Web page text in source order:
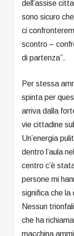
dell’assise
sono sicuro
ci
scontro –
di partenza”.
Per stessa
spinta per
arriva dalla
vie cittadine
Un’energia
dentro l’aula
centro c’è
persone mi
significa che la
Nessun
che ha
macchina